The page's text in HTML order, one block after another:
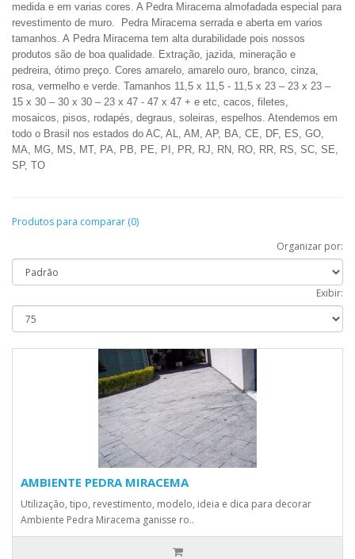
medida e em varias cores. A Pedra Miracema almofadada especial para
revestimento de muro. Pedra Miracema serrada e aberta em varios
tamanhos. A Pedra Miracema tem alta durabilidade pois nossos
produtos são de boa qualidade. Extração, jazida, mineração e
pedreira, ótimo preço. Cores amarelo, amarelo ouro, branco, cinza,
rosa, vermelho e verde. Tamanhos 11,5 x 11,5 - 11,5 x 23 – 23 x 23 –
15 x 30 – 30 x 30 – 23 x 47 - 47 x 47 + e etc, cacos, filetes,
mosaicos, pisos, rodapés, degraus, soleiras, espelhos. Atendemos em
todo o Brasil nos estados do AC, AL, AM, AP, BA, CE, DF, ES, GO,
MA, MG, MS, MT, PA, PB, PE, PI, PR, RJ, RN, RO, RR, RS, SC, SE,
SP, TO
Produtos para comparar (0)
Organizar por:
Exibir:
AMBIENTE PEDRA MIRACEMA
Utilização, tipo, revestimento, modelo, ideia e dica para decorar
Ambiente Pedra Miracema ganisse ro..